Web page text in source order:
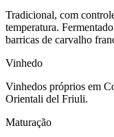
Tradicional, com
temperatura.
barricas de carvalho
Vinhedo
Vinhedos próprios em
Orientali del Friuli.
Maturação